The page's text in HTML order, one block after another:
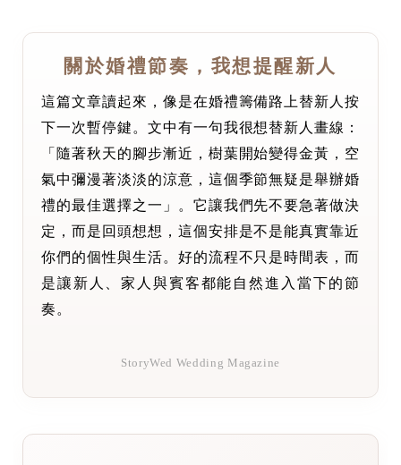
關於婚禮節奏，我想提醒新人
這篇文章讀起來，像是在婚禮籌備路上替新人按
下一次暫停鍵。文中有一句我很想替新人畫線：
「隨著秋天的腳步漸近，樹葉開始變得金黃，空
氣中彌漫著淡淡的涼意，這個季節無疑是舉辦婚
禮的最佳選擇之一」。它讓我們先不要急著做決
定，而是回頭想想，這個安排是不是能真實靠近
你們的個性與生活。好的流程不只是時間表，而
是讓新人、家人與賓客都能自然進入當下的節
奏。
StoryWed Wedding Magazine